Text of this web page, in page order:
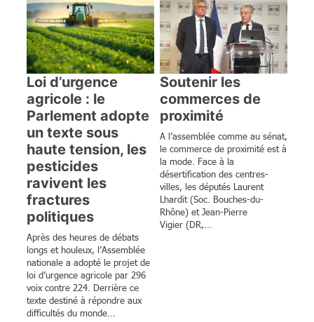
Loi d’urgence
agricole : le
Parlement adopte
un texte sous
haute tension, les
pesticides
ravivent les
fractures
politiques
Après des heures de débats
longs et houleux, l’Assemblée
nationale a adopté le projet de
loi d’urgence agricole par 296
voix contre 224. Derrière ce
texte destiné à répondre aux
difficultés du monde...
Soutenir les
commerces de
proximité
A l’assemblée comme au sénat,
le commerce de proximité est à
la mode. Face à la
désertification des centres-
villes, les députés Laurent
Lhardit (Soc. Bouches-du-
Rhône) et Jean-Pierre
Vigier (DR,...